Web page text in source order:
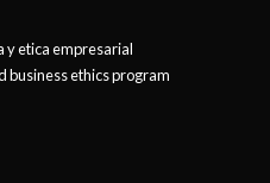
y etica empresarial
business ethics program